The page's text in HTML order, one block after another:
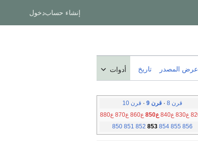
إنشاء حسابدخول
عرض المصدر تاريخ أدوات
قرن 8 ·قرن 9 · قرن 10
ع830 ع840 ع850 ع860 ع870 ع880
850 851 852 853 854 855 856